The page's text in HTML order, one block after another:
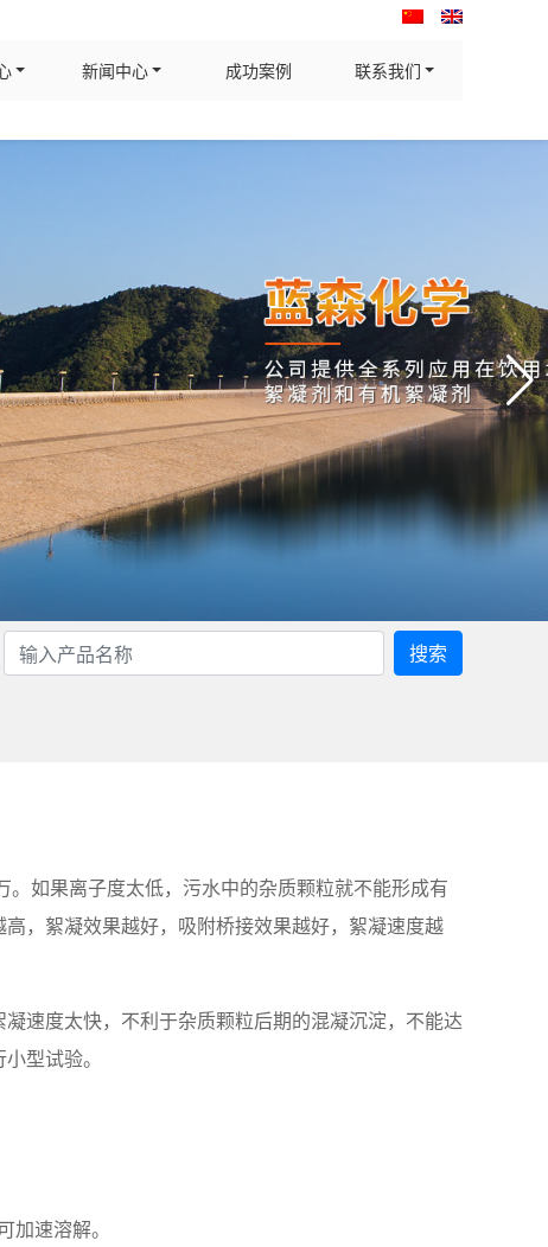
新闻中心 成功案例 联系我们
搜索
如果离子度太低，污水中的杂质颗粒就不能形成有
，絮凝效果越好，吸附桥接效果越好，絮凝速度越
速度太快，不利于杂质颗粒后期的混凝沉淀，不能达
型试验。
速溶解。